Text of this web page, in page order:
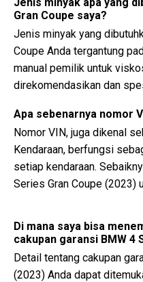
Gran Coupe saya?
Jenis minyak yang
Coupe Anda tergantung
manual pemilik untuk
direkomendasikan dan
Apa sebenarnya nomor
Nomor VIN, juga dikenal
Kendaraan, berfungsi
setiap kendaraan.
Series Gran Coupe (2023)
Di mana saya bisa
cakupan garansi BMW 4
Detail tentang cakupan
(2023) Anda dapat